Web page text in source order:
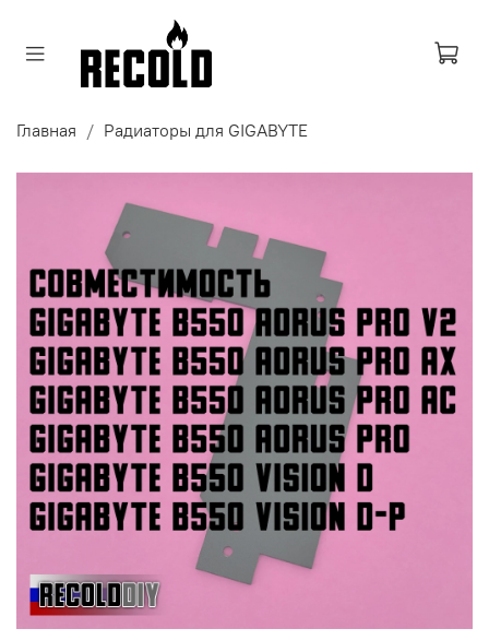
Главная Радиаторы для GIGABYTE